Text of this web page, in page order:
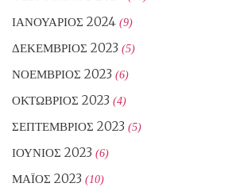
ΙΑΝΟΥΆΡΙΟΣ 2024 (9)
ΔΕΚΈΜΒΡΙΟΣ 2023 (5)
ΝΟΈΜΒΡΙΟΣ 2023 (6)
ΟΚΤΏΒΡΙΟΣ 2023 (4)
ΣΕΠΤΈΜΒΡΙΟΣ 2023 (5)
ΙΟΎΝΙΟΣ 2023 (6)
ΜΆΙΟΣ 2023 (10)